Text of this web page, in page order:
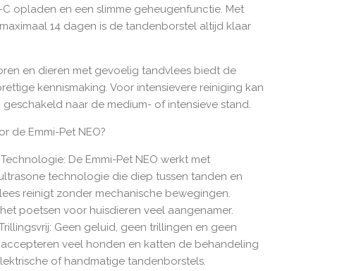
C opladen en een slimme geheugenfunctie. Met
14 dagen is de tandenborstel altijd klaar
en dieren met gevoelig tandvlees biedt de
kennismaking. Voor intensievere reiniging kan
naar de medium- of intensieve stand.
de Emmi-Pet NEO?
De Emmi-Pet NEO werkt met
technologie die diep tussen tanden en
reinigt zonder mechanische bewegingen.
poetsen voor huisdieren veel aangenamer.
Geen geluid, geen trillingen en geen
accepteren veel honden en katten de behandeling
of handmatige tandenborstels.